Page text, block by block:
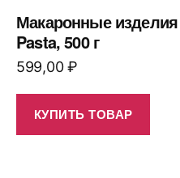
Макаронные
Pasta, 500 г
599,00₽
КУПИТЬ ТОВАР